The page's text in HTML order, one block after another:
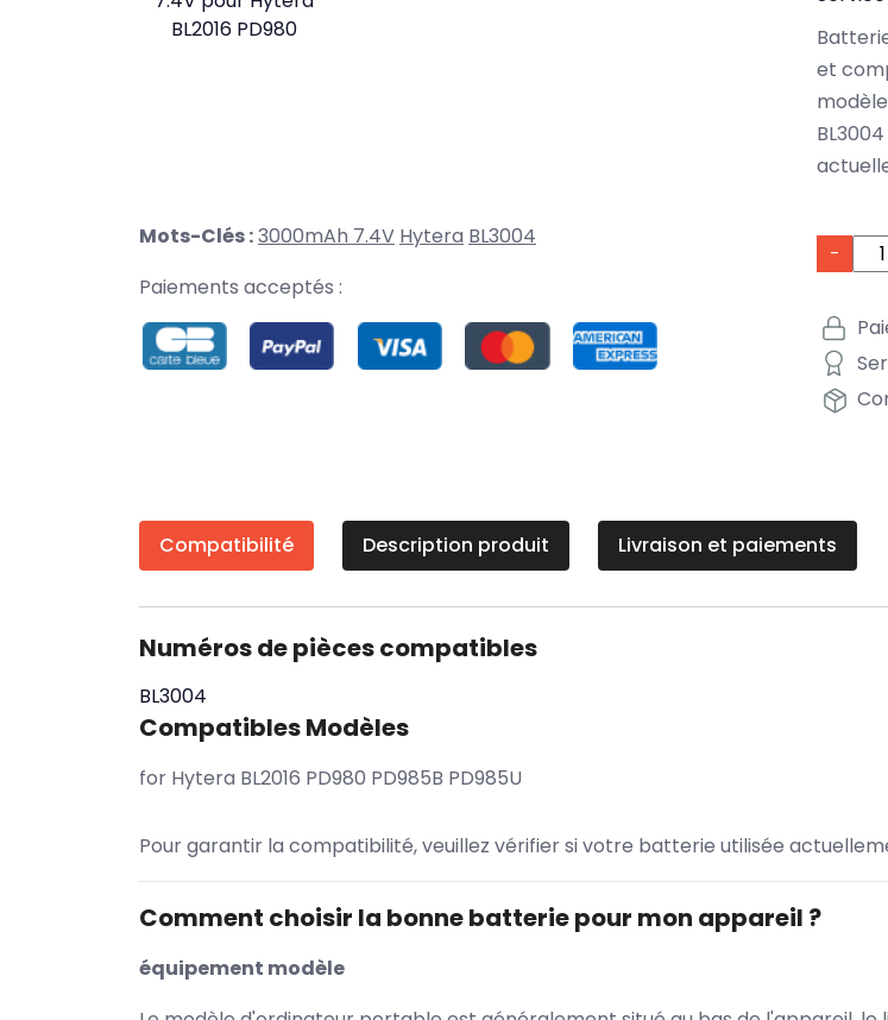
Mots-Clés :3000mAh 7.4V Hytera BL3004
Paiements acceptés :
et
-
Compatibilité Description produit Livraison et paiements
Numéros de pièces compatibles
BL3004
Compatibles Modèles
for Hytera BL2016 PD980 PD985B PD985U
Pour garantir la compatibilité, veuillez vérifier si votre batterie utilisée
Comment choisir la bonne batterie pour mon appareil ?
équipement modèle